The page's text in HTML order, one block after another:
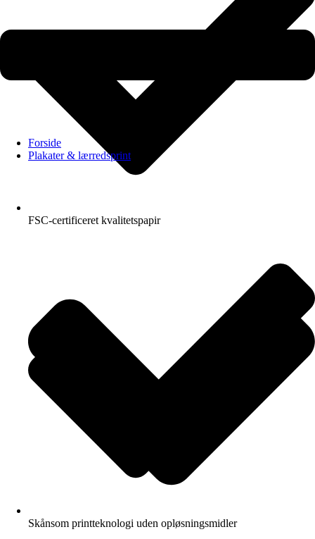
Forside
Plakater & lærredsprint
FSC-certificeret kvalitetspapir
Skånsom printteknologi uden opløsningsmidler